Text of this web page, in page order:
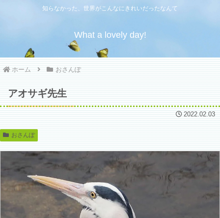
知らなかった、世界がこんなにきれいだったなんて
What a lovely day!
ホーム おさんぽ
アオサギ先生
2022.02.03
おさんぽ